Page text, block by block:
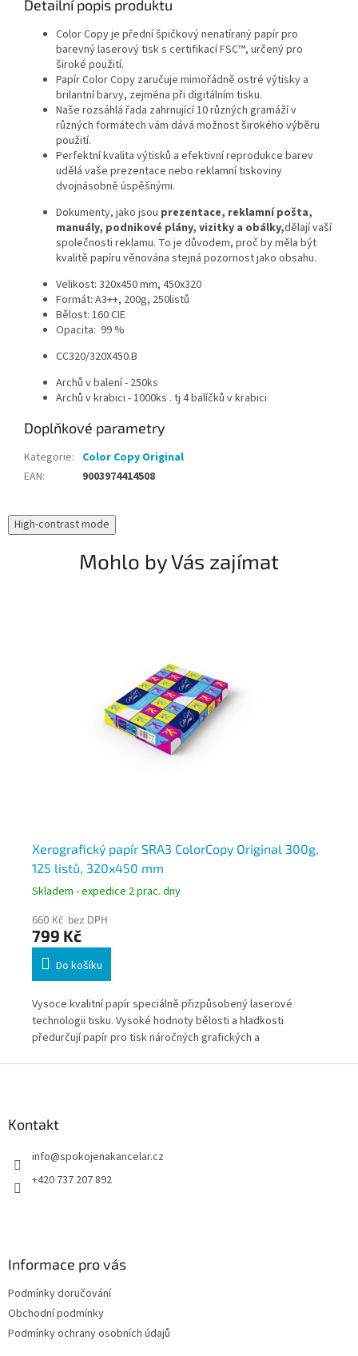
Detailní popis produktu
Color Copy je přední špičkový nenatíraný papír pro
barevný laserový tisk s certifikací FSC™, určený pro
široké použití.
Papír Color Copy zaručuje mimořádně ostré výtisky a
brilantní barvy, zejména při digitálním tisku.
Naše rozsáhlá řada zahrnující 10 různých gramáží v
různých formátech vám dává možnost širokého výběru
použití.
Perfektní kvalita výtisků a efektivní reprodukce barev
udělá vaše prezentace nebo reklamní tiskoviny
dvojnásobně úspěšnými.
Dokumenty, jako jsou prezentace, reklamní pošta,
manuály, podnikové plány, vizitky a obálky,dělají vaší
společnosti reklamu. To je důvodem, proč by měla být
kvalitě papíru věnována stejná pozornost jako obsahu.
Velikost: 320x450 mm, 450x320
Formát: A3++, 200g, 250listů
Bělost: 160 CIE
Opacita: 99 %
CC320/320X450.B
Archů v balení - 250ks
Archů v krabici - 1000ks . tj 4 balíčků v krabici
Doplňkové parametry
Kategorie: Color Copy Original
EAN: 9003974414508
High-contrast mode
Mohlo by Vás zajímat
Xerografický papír SRA3 ColorCopy Original 300g,
125 listů, 320x450 mm
Skladem - expedice 2 prac. dny
660 Kč bez DPH
799 Kč
Do košíku
Vysoce kvalitní papír speciálně přizpůsobený laserové
technologii tisku. Vysoké hodnoty bělosti a hladkosti
předurčují papír pro tisk náročných grafických a
Kontakt
info@spokojenakancelar.cz
+420 737 207 892
Informace pro vás
Podmínky doručování
Obchodní podmínky
Podmínky ochrany osobních údajů